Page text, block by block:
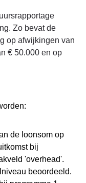
Zo bevat de
op afwijkingen van
€ 50.000 en op
de loonsom op
bij
'overhead'.
beoordeeld.